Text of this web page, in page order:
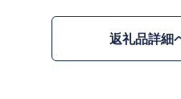
返礼品詳細